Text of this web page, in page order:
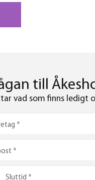
till
vad som finns ledigt